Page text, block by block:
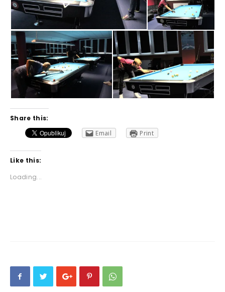
Share this:
Email
Print
Like this:
Loading...